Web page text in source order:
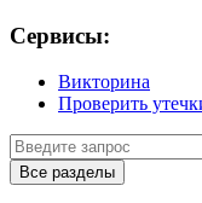
Сервисы:
Викторина
Проверить
Все разделы